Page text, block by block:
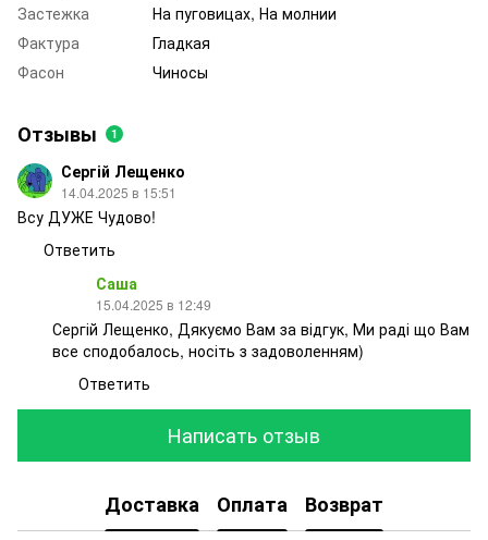
Застежка
На пуговицах, На молнии
Фактура
Гладкая
Фасон
Чиносы
Отзывы 1
Сергій Лещенко
14.04.2025 в 15:51
Всу ДУЖЕ Чудово!
Ответить
Саша
15.04.2025 в 12:49
Сергій Лещенко, Дякуємо Вам за відгук, Ми раді що Вам
все сподобалось, носіть з задоволенням)
Ответить
Написать отзыв
Доставка Оплата Возврат